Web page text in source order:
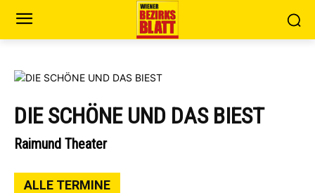
DIE SCHÖNE UND DAS BIEST
Raimund Theater
ALLE TERMINE